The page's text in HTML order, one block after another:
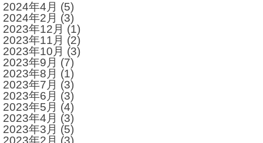
2024年4月 (5)
2024年2月 (3)
2023年12月 (1)
2023年11月 (2)
2023年10月 (3)
2023年9月 (7)
2023年8月 (1)
2023年7月 (3)
2023年6月 (3)
2023年5月 (4)
2023年4月 (3)
2023年3月 (5)
2023年2月 (3)